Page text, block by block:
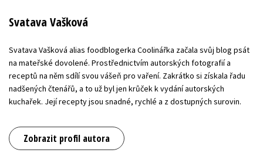
Svatava Vašková
Svatava Vašková alias foodblogerka Coolinářka začala svůj blog psát
na mateřské dovolené. Prostřednictvím autorských fotografií a
receptů na něm sdílí svou vášeň pro vaření. Zakrátko si získala řadu
nadšených čtenářů, a to už byl jen krůček k vydání autorských
kuchařek. Její recepty jsou snadné, rychlé a z dostupných surovin.
Zobrazit profil autora